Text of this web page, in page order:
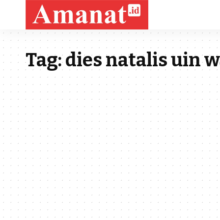
Tag:dies natalis uin